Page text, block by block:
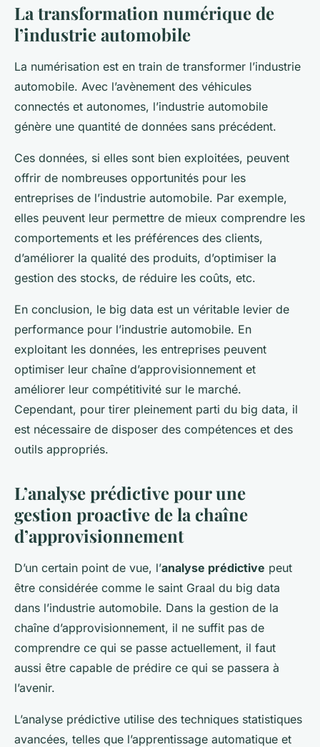
La transformation numérique de
l’industrie automobile
La numérisation est en train de transformer l’industrie
automobile. Avec l’avènement des véhicules
connectés et autonomes, l’industrie automobile
génère une quantité de données sans précédent.
Ces données, si elles sont bien exploitées, peuvent
offrir de nombreuses opportunités pour les
entreprises de l’industrie automobile. Par exemple,
elles peuvent leur permettre de mieux comprendre les
comportements et les préférences des clients,
d’améliorer la qualité des produits, d’optimiser la
gestion des stocks, de réduire les coûts, etc.
En conclusion, le big data est un véritable levier de
performance pour l’industrie automobile. En
exploitant les données, les entreprises peuvent
optimiser leur chaîne d’approvisionnement et
améliorer leur compétitivité sur le marché.
Cependant, pour tirer pleinement parti du big data, il
est nécessaire de disposer des compétences et des
outils appropriés.
L’analyse prédictive pour une
gestion proactive de la chaîne
d’approvisionnement
D’un certain point de vue, l’analyse prédictive peut
être considérée comme le saint Graal du big data
dans l’industrie automobile. Dans la gestion de la
chaîne d’approvisionnement, il ne suffit pas de
comprendre ce qui se passe actuellement, il faut
aussi être capable de prédire ce qui se passera à
l’avenir.
L’analyse prédictive utilise des techniques statistiques
avancées, telles que l’apprentissage automatique et